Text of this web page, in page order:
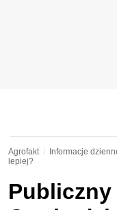
Agrofakt Informacje
lepiej?